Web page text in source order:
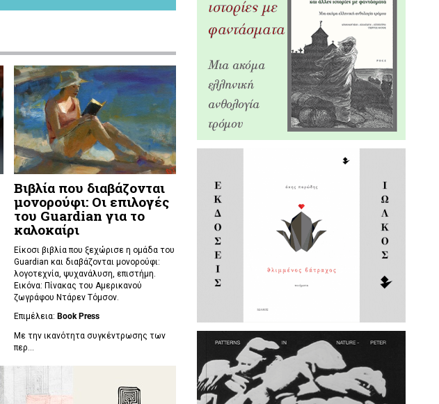
Βιβλία που διαβάζονται
μονορούφι: Οι επιλογές
του Guardian για το
καλοκαίρι
Είκοσι βιβλία που ξεχώρισε η ομάδα του
Guardian και διαβάζονται μονορούφι:
λογοτεχνία, ψυχανάλυση, επιστήμη.
Εικόνα: Πίνακας του Αμερικανού
ζωγράφου Ντάρεν Τόμσον.
Επιμέλεια: Book Press
Με την ικανότητα συγκέντρωσης των
περ...